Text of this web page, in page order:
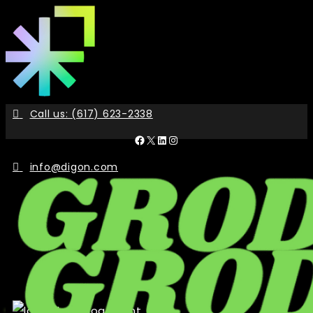
to
content
Call us: (617) 623-2338
Facebook
X LinkedIn
Instagram
info@digon.com